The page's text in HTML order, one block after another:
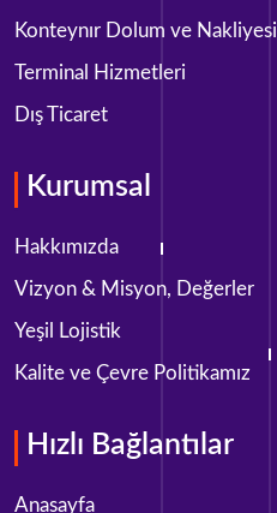
Konteynır Dolum ve Nakliyesi
Terminal Hizmetleri
Dış Ticaret
Kurumsal
Hakkımızda
Vizyon & Misyon, Değerler
Yeşil Lojistik
Kalite ve Çevre Politikamız
Hızlı Bağlantılar
Anasayfa